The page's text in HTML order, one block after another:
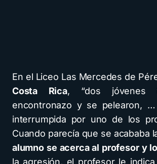
En el Liceo Las Mercedes de
Costa Rica, “dos jóvenes
encontronazo y se pelearon,
interrumpida por uno de los
Cuando parecía que se acababa
alumno se acerca al profesor y
la agresión, el profesor le